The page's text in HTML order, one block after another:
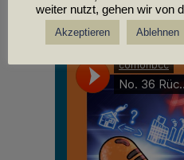
PODCASTS
weiter nutzt, gehen wir von
Akzeptieren Ablehnen